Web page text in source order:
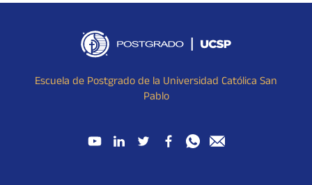
Escuela de Postgrado de la Universidad Católica San
Pablo